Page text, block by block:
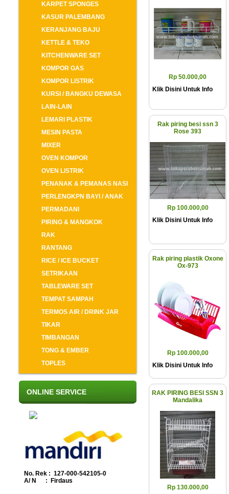
KARPET SPONGES
KASUR PALEMBANG
KERANJANG BAJU
KETTLE & TEKO
KITCHENWARE SET
KOMPOR GAS
KOMPOR LISTRIK
KURSI / BANGKU DEWASA
LAIN-LAIN
LEMARI PLASTIK
MESIN PASTA
MIXER
OVEN KOMPOR
OVEN LISTRIK
PENANAK & PEMANAS NASI
PERLENGKPN BAYI / ANAK
PERMADANI
PIRING & MANGKOK
RAK
RANTANG
RICE / ICE BUCKET
SETRIKAAN
TABLEWARE SET
TEMPAT SAMPAH
TERMOS AIR / DRINK JAR
TIKAR
TIMBANGAN
TONG & EMBER
TOPLES
ONLINE SERVICE
No. Rek : 127-000-542105-0
A/ N : Firdaus
Rp 50.000,00
Klik Disini Untuk Info
Rak piring besi ssn 3
Rose 393
Rp 100.000,00
Klik Disini Untuk Info
Rak piring plastik Oxone
Ox-973
Rp 100.000,00
Klik Disini Untuk Info
RAK PIRING BESI SSN 3
Mandalika
Rp 130.000,00